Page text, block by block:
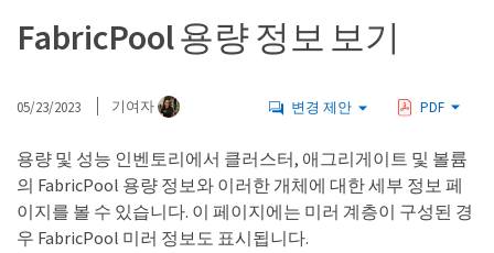
FabricPool 용량 정보 보기
05/23/2023 기여자 변경 제안 PDF
용량 및 성능 인벤토리에서 클러스터, 애그리게이트 및 볼륨
의 FabricPool 용량 정보와 이러한 개체에 대한 세부 정보 페
이지를 볼 수 있습니다. 이 페이지에는 미러 계층이 구성된 경
우 FabricPool 미러 정보도 표시됩니다.